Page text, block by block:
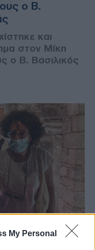
My Personal
ο Β.
και
στον Μίκη
ο Β. Βασιλικός